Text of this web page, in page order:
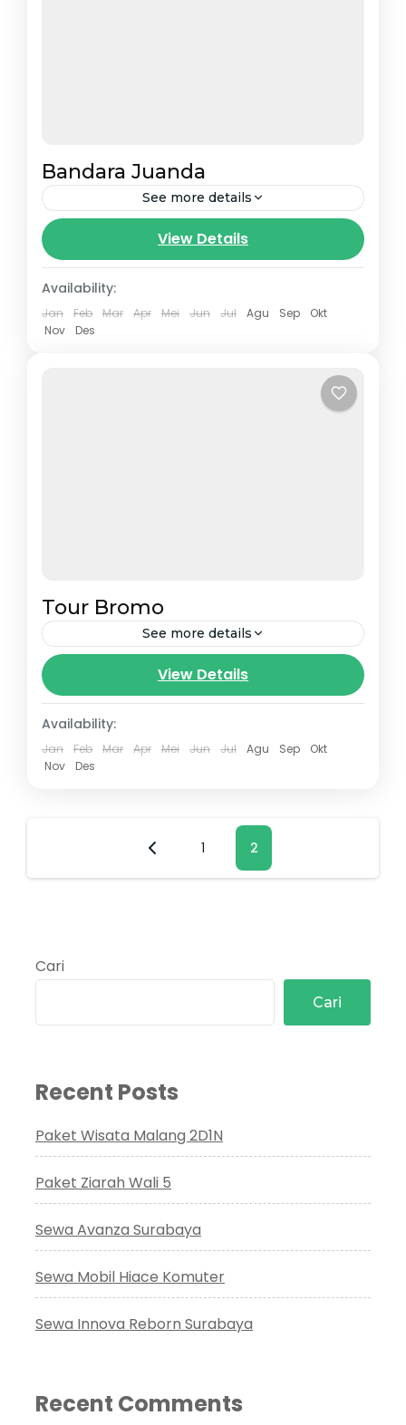
Bandara Juanda
See more details
View Details
Availability:
Jan Feb Mar Apr Mei Jun Jul Agu Sep
Okt
Nov
Des
Tour Bromo
See more details
View Details
Availability:
Jan Feb Mar Apr Mei Jun Jul Agu Sep
Okt
Nov
Des
Paginasi
Page
1 Page
2
Cari
Cari
Recent Posts
Paket Wisata Malang 2D1N
Paket Ziarah Wali 5
Sewa Avanza Surabaya
Sewa Mobil Hiace Komuter
Sewa Innova Reborn Surabaya
Recent Comments